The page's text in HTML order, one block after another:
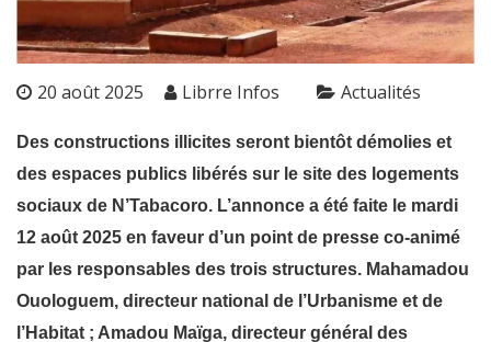
20 août 2025 Librre Infos Actualités
Des constructions illicites seront bientôt démolies et
des espaces publics libérés sur le site des logements
sociaux de N’Tabacoro. L’annonce a été faite le mardi
12 août 2025 en faveur d’un point de presse co-animé
par les responsables des trois structures. Mahamadou
Ouologuem, directeur national de l’Urbanisme et de
l’Habitat ; Amadou Maïga, directeur général des